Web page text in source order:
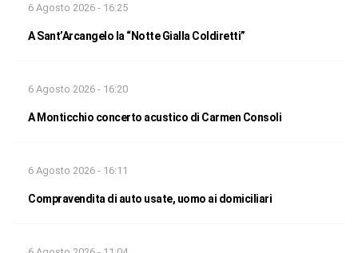
6 Agosto 2026 - 16:25
A Sant’Arcangelo la “Notte Gialla Coldiretti”
6 Agosto 2026 - 16:20
A Monticchio concerto acustico di Carmen Consoli
6 Agosto 2026 - 16:11
Compravendita di auto usate, uomo ai domiciliari